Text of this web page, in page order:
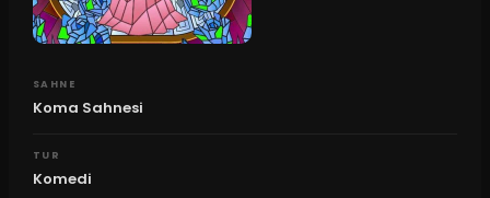
SAHNE
Koma Sahnesi
TUR
Komedi